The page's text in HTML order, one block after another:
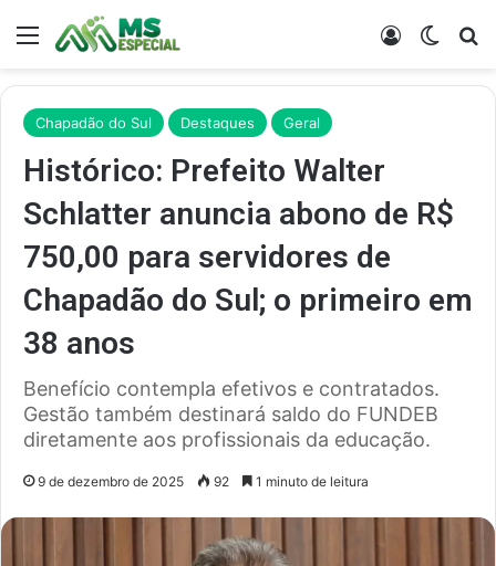
Menu Entrar
Chapadão do Sul Destaques Geral
Histórico: Prefeito Walter
Schlatter anuncia abono de R$
750,00 para servidores de
Chapadão do Sul; o primeiro em
38 anos
Benefício contempla efetivos e contratados.
Gestão também destinará saldo do FUNDEB
diretamente aos profissionais da educação.
9 de dezembro de 2025 92 1 minuto de leitura